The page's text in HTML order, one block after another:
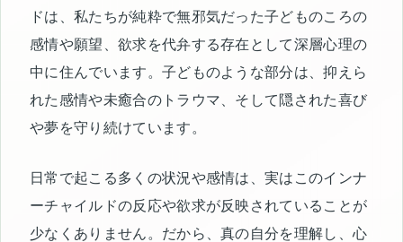
ドは、私たちが純粋で無邪気だった子どものころの
感情や願望、欲求を代弁する存在として深層心理の
中に住んでいます。子どものような部分は、抑えら
れた感情や未癒合のトラウマ、そして隠された喜び
や夢を守り続けています。
日常で起こる多くの状況や感情は、実はこのインナ
ーチャイルドの反応や欲求が反映されていることが
少なくありません。だから、真の自分を理解し、心